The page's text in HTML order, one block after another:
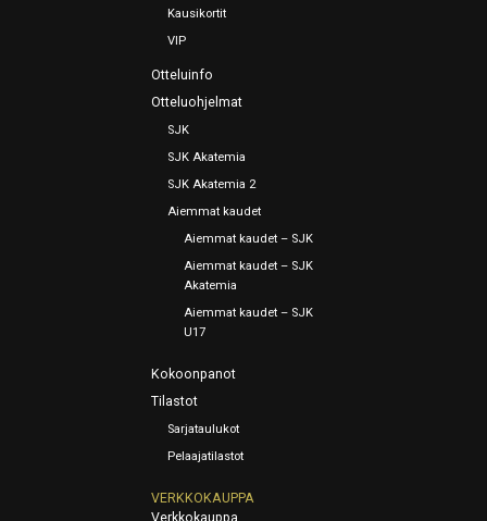
Kausikortit
VIP
Otteluinfo
Otteluohjelmat
SJK
SJK Akatemia
SJK Akatemia 2
Aiemmat kaudet
Aiemmat kaudet – SJK
Aiemmat kaudet – SJK
Akatemia
Aiemmat kaudet – SJK
U17
Kokoonpanot
Tilastot
Sarjataulukot
Pelaajatilastot
VERKKOKAUPPA